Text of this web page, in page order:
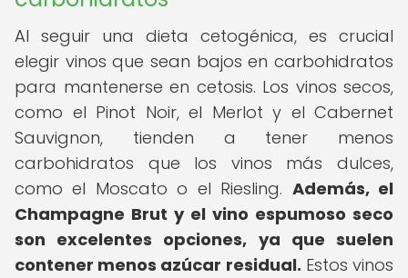
Al seguir una dieta cetogénica, es crucial
elegir vinos que sean bajos en carbohidratos
para mantenerse en cetosis. Los vinos secos,
como el Pinot Noir, el Merlot y el Cabernet
Sauvignon, tienden a tener menos
carbohidratos que los vinos más dulces,
como el Moscato o el Riesling. Además, el
Champagne Brut y el vino espumoso seco
son excelentes opciones, ya que suelen
contener menos azúcar residual. Estos vinos